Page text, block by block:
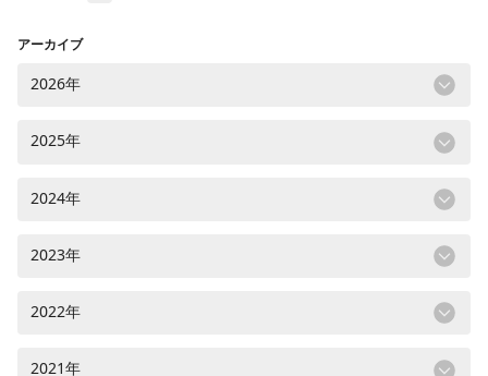
アーカイブ
2026年
2025年
2024年
2023年
2022年
2021年